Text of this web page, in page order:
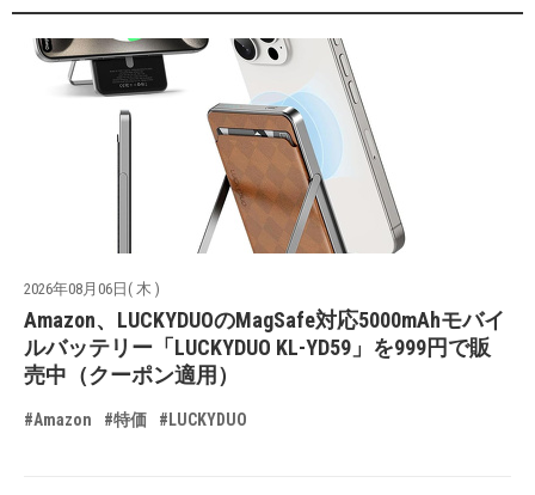
2026年08月06日( 木 )
Amazon、LUCKYDUOのMagSafe対応5000mAhモバイ
ルバッテリー「LUCKYDUO KL-YD59」を999円で販
売中（クーポン適用）
#Amazon #特価 #LUCKYDUO